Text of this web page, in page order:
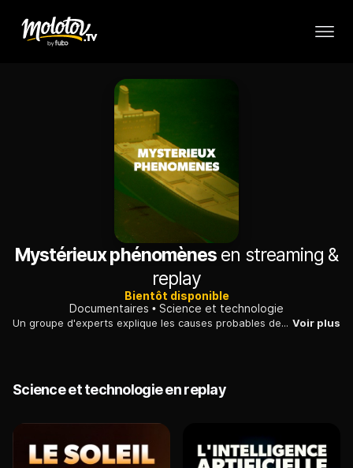
Mystérieux phénomènes en streaming &
replay
Bientôt disponible
Documentaires
Science et technologie
Un groupe d'experts explique les causes probables des disparitions mystérieuses de bateaux et d'avions dans le tristement célèbre Triangle des Bermudes. Voir plus
Science et technologie en replay